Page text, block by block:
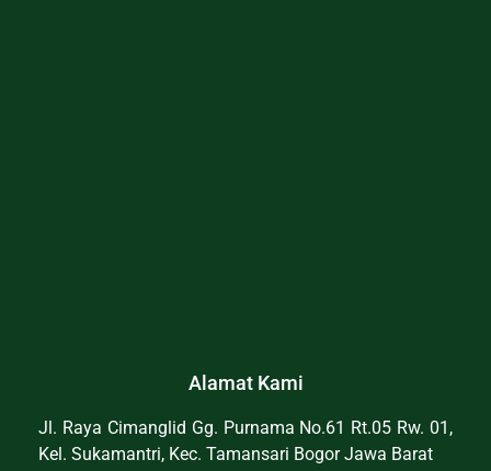
Alamat Kami
Jl. Raya Cimanglid Gg. Purnama No.61 Rt.05 Rw. 01,
Kel. Sukamantri, Kec. Tamansari Bogor Jawa Barat